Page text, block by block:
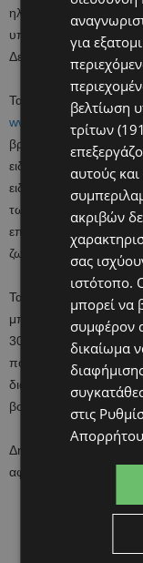
ηλικίας από 5 μέχρι 12
υποβάλουν τα έργα
Δεκεμβρίου.
Τα παιδιά μπορούν να
βρουν περισσότερες
ειδικό καμβά στον
ειδική φόρμα
των υπεραγορών που
επιλεχθούν από ειδική
ζωγραφιές.
Ταυτόχρονα, κατά τη
μπορούν να
30/11-1/12 από τις
πολύχρωμο και
διαμορφωμένο χώρο
βοηθά τα παιδιά με τις
Δηλώστε τα παιδιά
αφήστε τα να
για
βελτίωση
τρίτων
αυτούς
ακριβών
σας
ιστότοπο.
μπορεί να
συμφέρον
δικαίωμα
στις
Απορρήτου